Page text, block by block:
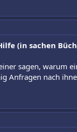
(in sachen
sagen, warum
Anfragen nach